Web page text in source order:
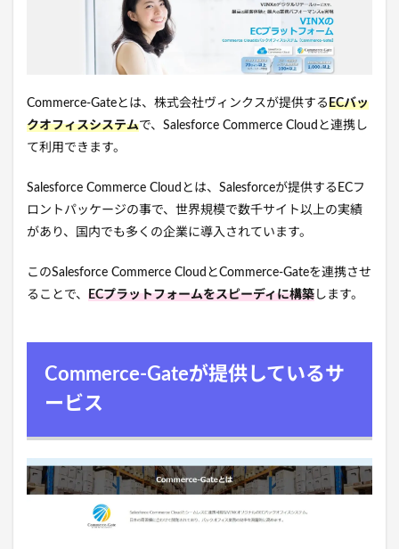
Commerce-Gateとは、株式会社ヴィンクスが提供するECバッ
クオフィスシステムで、Salesforce Commerce Cloudと連携し
て利用できます。
Salesforce Commerce Cloudとは、Salesforceが提供するECフ
ロントパッケージの事で、世界規模で数千サイト以上の実績
があり、国内でも多くの企業に導入されています。
このSalesforce Commerce CloudとCommerce-Gateを連携させ
ることで、 ECプラットフォームをスピーディに構築 します。
Commerce-Gateが提供しているサ
ービス